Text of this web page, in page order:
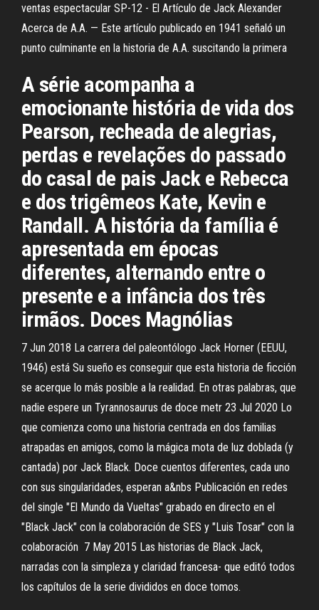
ventas espectacular SP-12 - El Artículo de Jack Alexander
Acerca de A.A. — Este artículo publicado en 1941 señaló un
punto culminante en la historia de A.A. suscitando la primera
A série acompanha a
emocionante história de vida dos
Pearson, recheada de alegrias,
perdas e revelações do passado
do casal de pais Jack e Rebecca
e dos trigêmeos Kate, Kevin e
Randall. A história da família é
apresentada em épocas
diferentes, alternando entre o
presente e a infância dos três
irmãos. Doces Magnólias
7 Jun 2018 La carrera del paleontólogo Jack Horner (EEUU,
1946) está Su sueño es conseguir que esta historia de ficción
se acerque lo más posible a la realidad. En otras palabras, que
nadie espere un Tyrannosaurus de doce metr 23 Jul 2020 Lo
que comienza como una historia centrada en dos familias
atrapadas en amigos, como la mágica mota de luz doblada (y
cantada) por Jack Black. Doce cuentos diferentes, cada uno
con sus singularidades, esperan a&nbs Publicación en redes
del single "El Mundo da Vueltas" grabado en directo en el
"Black Jack" con la colaboración de SES y "Luis Tosar" con la
colaboración 7 May 2015 Las historias de Black Jack,
narradas con la simpleza y claridad francesa- que editó todos
los capítulos de la serie divididos en doce tomos.